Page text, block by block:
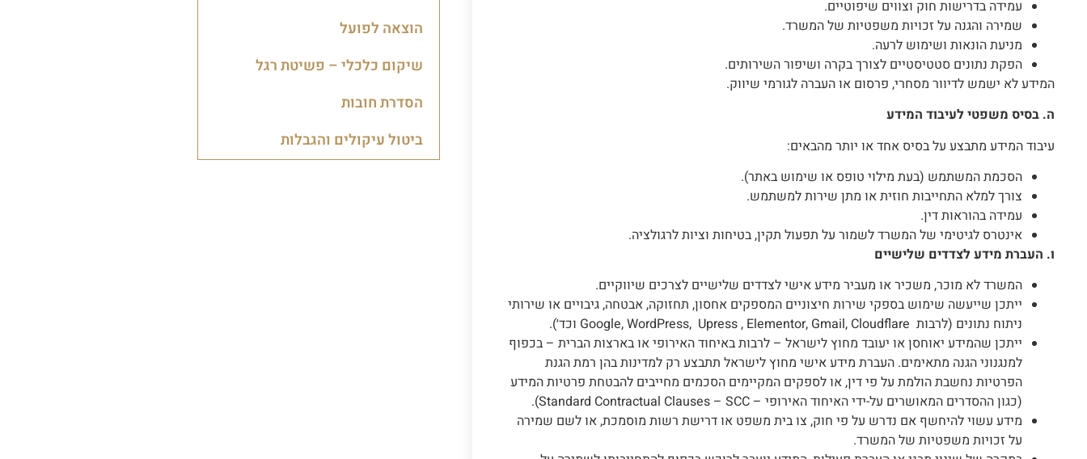
עמידה בדרישות חוק וצווים שיפוטיים.
שמירה והגנה על זכויות משפטיות של המשרד.
מניעת הונאות ושימוש לרעה.
הפקת נתונים סטטיסטיים לצורך בקרה ושיפור השירותים.
המידע לא ישמש לדיוור מסחרי, פרסום או העברה לגורמי שיווק.
ה. בסיס משפטי לעיבוד המידע
עיבוד המידע מתבצע על בסיס אחד או יותר מהבאים:
הסכמת המשתמש (בעת מילוי טופס או שימוש באתר).
צורך למלא התחייבות חוזית או מתן שירות למשתמש.
עמידה בהוראות דין.
אינטרס לגיטימי של המשרד לשמור על תפעול תקין, בטיחות וציות לרגולציה.
ו. העברת מידע לצדדים שלישיים
המשרד לא מוכר, משכיר או מעביר מידע אישי לצדדים שלישיים לצרכים שיווקיים.
ייתכן שייעשה שימוש בספקי שירות חיצוניים המספקים אחסון, תחזוקה, אבטחה, גיבויים או שירותי
ניתוח נתונים (לרבות Google, WordPress, Upress , Elementor, Gmail, Cloudflare וכד׳).
ייתכן שהמידע יאוחסן או יעובד מחוץ לישראל – לרבות באיחוד האירופי או בארצות הברית – בכפוף
למנגנוני הגנה מתאימים. העברת מידע אישי מחוץ לישראל תתבצע רק למדינות בהן רמת הגנת
הפרטיות נחשבת הולמת על פי דין, או לספקים המקיימים הסכמים מחייבים להבטחת פרטיות המידע
(כגון ההסדרים המאושרים על-ידי האיחוד האירופי – Standard Contractual Clauses – SCC).
מידע עשוי להיחשף אם נדרש על פי חוק, צו בית משפט או דרישת רשות מוסמכת, או לשם שמירה
על זכויות משפטיות של המשרד.
הוצאה לפועל
שיקום כלכלי – פשיטת רגל
הסדרת חובות
ביטול עיקולים והגבלות